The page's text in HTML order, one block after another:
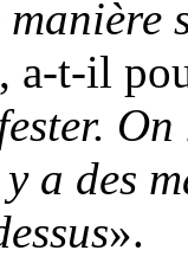
manière
a-t-il
a des
».